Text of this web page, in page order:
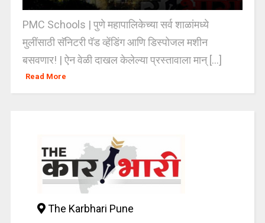
PMC Schools | पुणे महापालिकेच्या सर्व शाळांमध्ये
मुलींसाठी सॅनिटरी पॅड व्हेंडिंग आणि डिस्पोजल मशीन
बसवणार! | ऐन वेळी दाखल केलेल्या प्रस्तावाला मान् [...]
Read More
The Karbhari Pune